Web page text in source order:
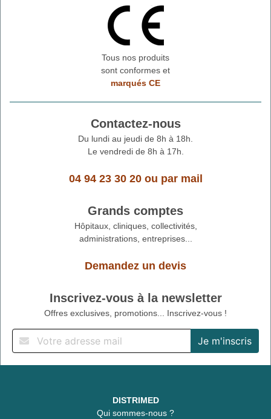
Tous nos produits
sont conformes et
marqués CE
Contactez-nous
Du lundi au jeudi de 8h à 18h.
Le vendredi de 8h à 17h.
04 94 23 30 20ou par mail
Grands comptes
Hôpitaux, cliniques, collectivités,
administrations, entreprises...
Demandez un devis
Inscrivez-vous à la newsletter
Offres exclusives, promotions... Inscrivez-vous !
DISTRIMED
Qui sommes-nous ?